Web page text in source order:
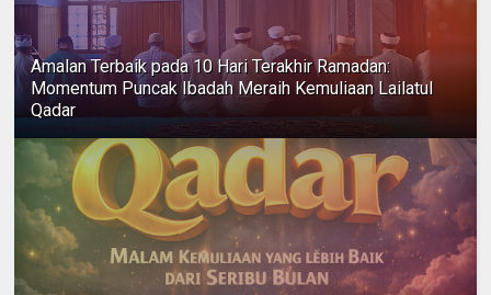
Amalan Terbaik pada 10 Hari Terakhir Ramadan:
Momentum Puncak Ibadah Meraih Kemuliaan Lailatul
Qadar